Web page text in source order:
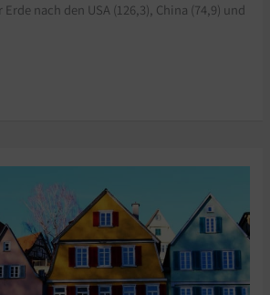
nach den USA (126,3), China (74,9) und